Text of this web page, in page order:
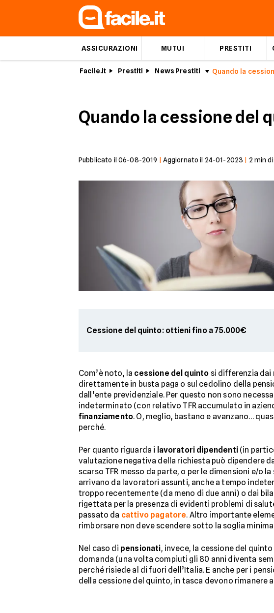
ASSICURAZIONI MUTUI PRESTITI
Facile.it Prestiti News Prestiti
Quando la cessione del
Pubblicato il 06-08-2019 Aggiornato il 24-01-2023 2 min
Cessione del quinto: ottieni fino a 75.000€
Com’è noto, la cessione del quinto si differenzia
direttamente in busta paga o sul cedolino della
dall’ente previdenziale. Per questo non sono
indeterminato (con relativo TFR accumulato in
finanziamento. O, meglio, bastano e avanzano…
perché.
Per quanto riguarda i lavoratori dipendenti(in
valutazione negativa della richiesta può dipendere
scarso TFR messo da parte, o per le dimensioni e/o la
arrivano da lavoratori assunti, anche a tempo
troppo recentemente (da meno di due anni) o dai
rigettata per la presenza di evidenti problemi di
passato da cattivo pagatore. Altro importante
rimborsare non deve scendere sotto la soglia
Nel caso di pensionati, invece, la cessione del
domanda (una volta compiuti gli 80 anni diventa
perché risiede al di fuori dell’Italia. E anche per i
della cessione del quinto, in tasca devono rimanere